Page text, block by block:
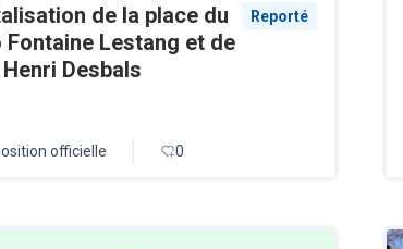
de la place du
Fontaine Lestang et de
Desbals
Reporté
officielle 0